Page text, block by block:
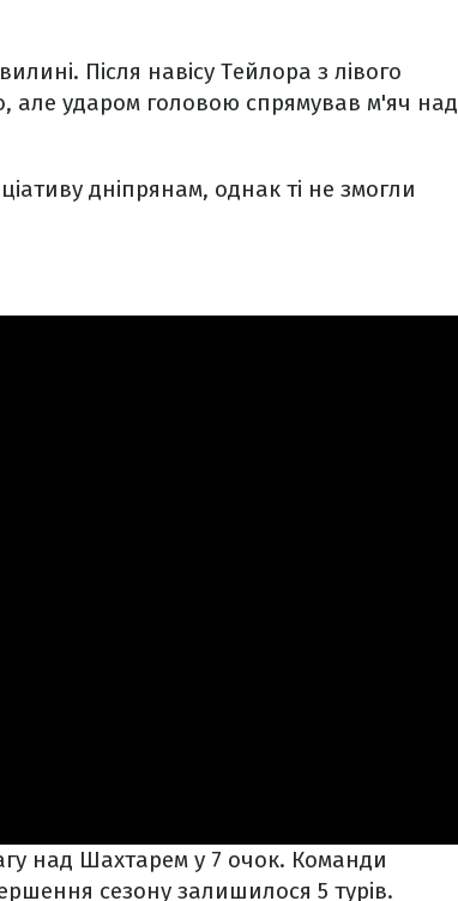
Після навісу Тейлора з лівого
але ударом головою спрямував м'яч над
дніпрянам, однак ті не змогли
над Шахтарем у 7 очок. Команди
сезону залишилося 5 турів.